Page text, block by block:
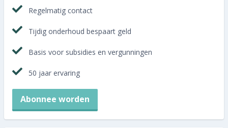
Regelmatig contact
Tijdig onderhoud bespaart geld
Basis voor subsidies en vergunningen
50 jaar ervaring
Abonnee worden